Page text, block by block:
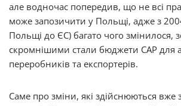
але водночас попередив, що не всі
може запозичити у Польщі, адже з
Польщі до ЄС) багато чого змінилося,
скромнішими стали бюджети САР для
переробників та експортерів.
Саме про зміни, які здійснюються вже